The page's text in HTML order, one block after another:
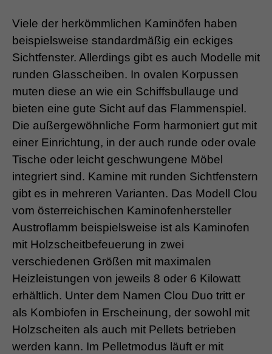
Viele der herkömmlichen Kaminöfen haben
beispielsweise standardmäßig ein eckiges
Sichtfenster. Allerdings gibt es auch Modelle mit
runden Glasscheiben. In ovalen Korpussen
muten diese an wie ein Schiffsbullauge und
bieten eine gute Sicht auf das Flammenspiel.
Die außergewöhnliche Form harmoniert gut mit
einer Einrichtung, in der auch runde oder ovale
Tische oder leicht geschwungene Möbel
integriert sind. Kamine mit runden Sichtfenstern
gibt es in mehreren Varianten. Das Modell Clou
vom österreichischen Kaminofenhersteller
Austroflamm beispielsweise ist als Kaminofen
mit Holzscheitbefeuerung in zwei
verschiedenen Größen mit maximalen
Heizleistungen von jeweils 8 oder 6 Kilowatt
erhältlich. Unter dem Namen Clou Duo tritt er
als Kombiofen in Erscheinung, der sowohl mit
Holzscheiten als auch mit Pellets betrieben
werden kann. Im Pelletmodus läuft er mit